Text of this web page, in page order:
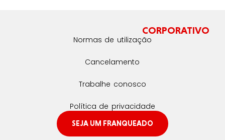
CORPORATIVO
Normas de utilização
Cancelamento
Trabalhe conosco
Política de privacidade
SEJA UM FRANQUEADO